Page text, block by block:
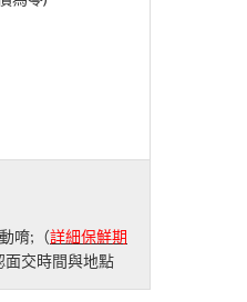
唷;（詳細保鮮期
面交時間與地點